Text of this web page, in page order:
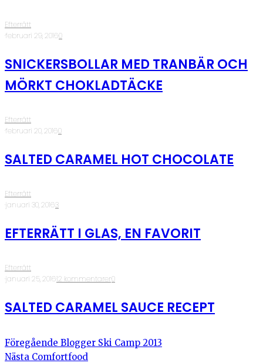
Efterrätt
·februari 29, 2016·0
SNICKERSBOLLAR MED TRANBÄR OCH
MÖRKT CHOKLADTÄCKE
Efterrätt
·februari 20, 2016·0
SALTED CARAMEL HOT CHOCOLATE
Efterrätt
·januari 30, 2016·3
EFTERRÄTT I GLAS, EN FAVORIT
Efterrätt
·januari 25, 2016·12 kommentarer·0
SALTED CARAMEL SAUCE RECEPT
Föregående Blogger Ski Camp 2013
Nästa Comfortfood